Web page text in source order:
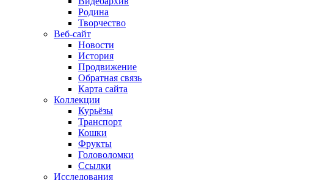
Родина
Творчество
Веб-сайт
Новости
История
Продвижение
Обратная связь
Карта сайта
Коллекции
Курьёзы
Транспорт
Кошки
Фрукты
Головоломки
Ссылки
Исследования